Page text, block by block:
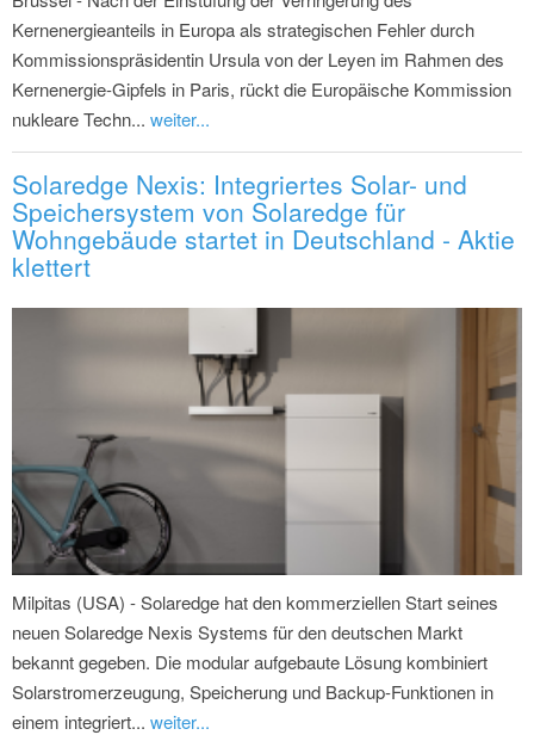
Kernenergieanteils in Europa als strategischen Fehler durch
Kommissionspräsidentin Ursula von der Leyen im Rahmen des
Kernenergie-Gipfels in Paris, rückt die Europäische Kommission
nukleare Techn... weiter...
Solaredge Nexis: Integriertes Solar- und
Speichersystem von Solaredge für
Wohngebäude startet in Deutschland - Aktie
klettert
Milpitas (USA) - Solaredge hat den kommerziellen Start seines
neuen Solaredge Nexis Systems für den deutschen Markt
bekannt gegeben. Die modular aufgebaute Lösung kombiniert
Solarstromerzeugung, Speicherung und Backup-Funktionen in
einem integriert... weiter...